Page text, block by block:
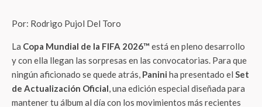
Por: Rodrigo Pujol Del Toro
La Copa Mundial de la FIFA 2026™está en pleno desarrollo
y con ella llegan las sorpresas en las convocatorias. Para que
ningún aficionado se quede atrás, Panini ha presentado el Set
de Actualización Oficial, una edición especial diseñada para
mantener tu álbum al día con los movimientos más recientes